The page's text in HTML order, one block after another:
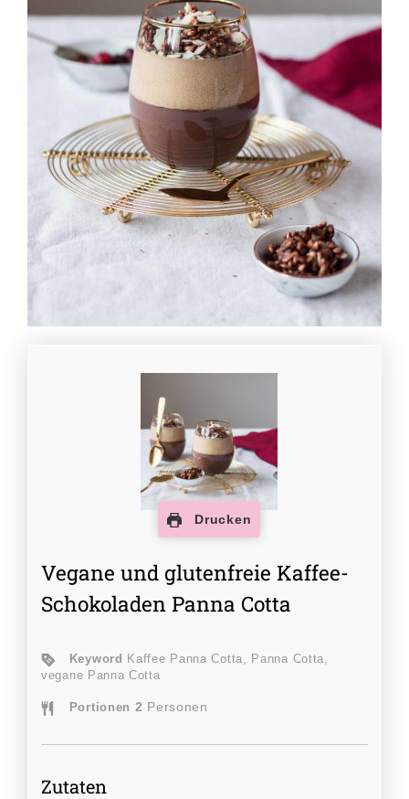
Drucken
Vegane und glutenfreie Kaffee-
Schokoladen Panna Cotta
Keyword
Kaffee Panna Cotta, Panna Cotta,
vegane Panna Cotta
Portionen 2 Personen
Zutaten